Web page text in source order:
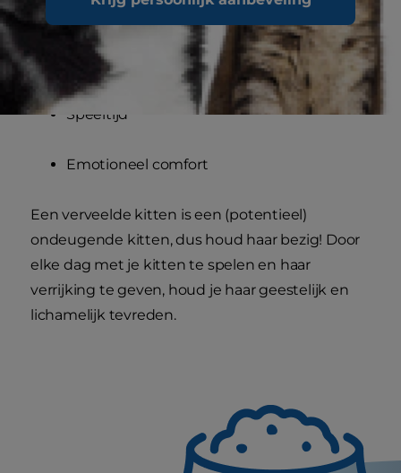
Warmte
Genegenheid
Speeltijd
Emotioneel comfort
Een verveelde kitten is een (potentieel)
ondeugende kitten, dus houd haar bezig! Door
elke dag met je kitten te spelen en haar
verrijking te geven, houd je haar geestelijk en
lichamelijk tevreden.